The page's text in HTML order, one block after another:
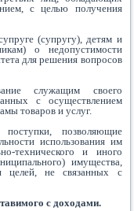
с целью получения
(супругу), детям и
о недопустимости
для решения вопросов
служащим своего
с осуществлением
товаров и услуг.
позволяющие
использования им
технического и иного
имущества,
целей, не связанных с
с доходами.